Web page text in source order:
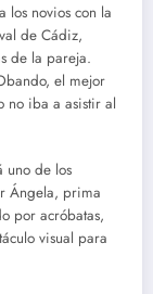
los novios con la
de Cádiz,
de la pareja.
el mejor
no iba a asistir al
uno de los
Ángela, prima
por acróbatas,
visual para